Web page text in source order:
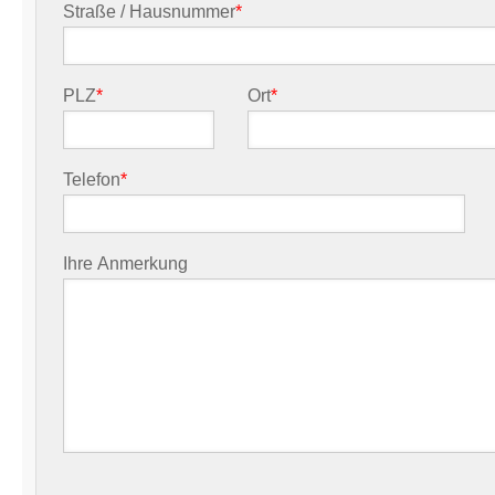
Straße / Hausnummer*
PLZ* Ort*
Telefon*
Ihre Anmerkung